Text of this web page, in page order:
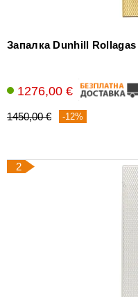
Запалка Dunhill
1276,00 €
1450,00 € -12%
2